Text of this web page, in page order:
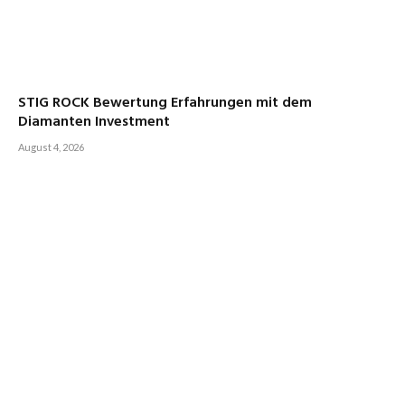
STIG ROCK Bewertung Erfahrungen mit dem
Diamanten Investment
August 4, 2026